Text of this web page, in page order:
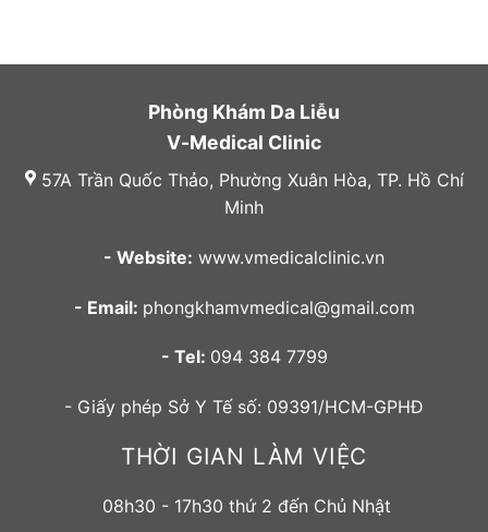
Phòng Khám Da Liễu
V-Medical Clinic
57A Trần Quốc Thảo, Phường Xuân Hòa, TP. Hồ Chí
Minh
- Website: www.vmedicalclinic.vn
- Email: phongkhamvmedical@gmail.com
- Tel: 094 384 7799
- Giấy phép Sở Y Tế số: 09391/HCM-GPHĐ
THỜI GIAN LÀM VIỆC
08h30 - 17h30 thứ 2 đến Chủ Nhật